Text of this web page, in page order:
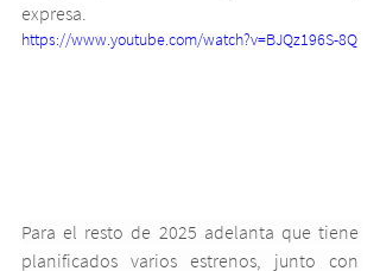
expresa.
https://www.youtube.com/watch?v=BJQz196S-8Q
Para el resto de 2025 adelanta que tiene
planificados varios estrenos, junto con